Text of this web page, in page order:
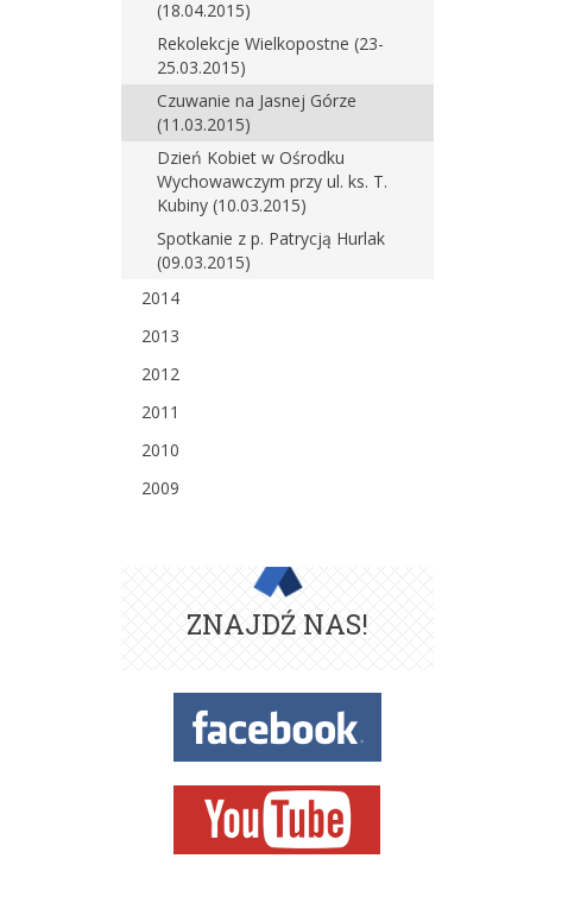
(18.04.2015)
Rekolekcje Wielkopostne (23-
25.03.2015)
Czuwanie na Jasnej Górze
(11.03.2015)
Dzień Kobiet w Ośrodku
Wychowawczym przy ul. ks. T.
Kubiny (10.03.2015)
Spotkanie z p. Patrycją Hurlak
(09.03.2015)
2014
2013
2012
2011
2010
2009
ZNAJDŹ NAS!